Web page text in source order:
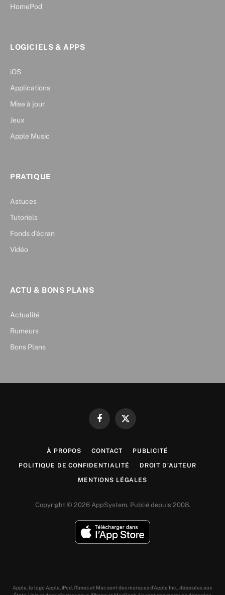
HomePod
LOGICIELS & APPS
iOS
Applications
Mise à jour
Jeux
Apple Music
PRATIQUE
Astuces
Tutoriels
Fonds d’écran
Vidéo
ACTU & BONS PLANS
Actualité
Rumeurs
Bons Plans
FacebookX
À PROPOS CONTACT PUBLICITÉ
POLITIQUE DE CONFIDENTIALITÉ DROIT D’AUTEUR
MENTIONS LÉGALES
Copyright © 2026 AppSystem. Publié depuis 2008.
Apple, le logo Apple, iPod, iTunes et Mac sont des marques d’Apple Inc., déposées aux